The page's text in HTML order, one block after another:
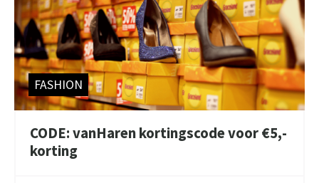
FASHION
CODE: vanHaren kortingscode voor €5,-
korting